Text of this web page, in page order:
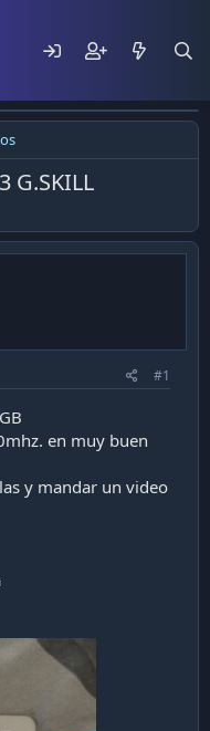
G.SKILL
#1
en muy buen
y mandar un video